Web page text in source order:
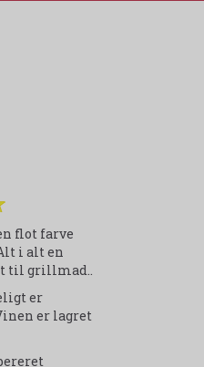
flot farve
i alt en
til grillmad..
er
er lagret